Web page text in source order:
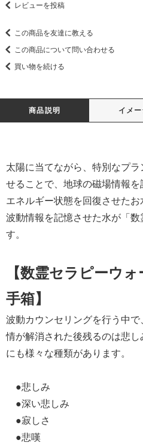
レビューを投稿
この商品を友達に教える
この商品について問い合わせる
買い物を続ける
商品説明 イメー
太陽に当てながら、特別なプ
せることで、地球の磁場情報
エネルギー状態を回復させた
波動情報を記憶させた水が「
す。
【数霊セラピーウ
手箱】
波動カウンセリングを行う中
情が解消された後残るのは悲
にも様々な種類があります。
●悲しみ
●深い悲しみ
●寂しさ
●悲嘆